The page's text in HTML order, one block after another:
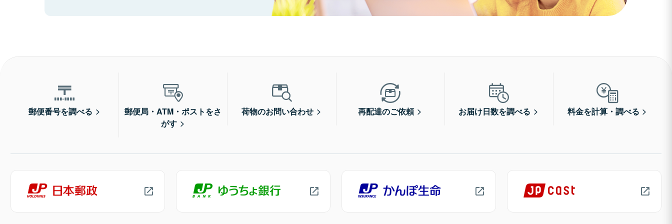
郵便番号を調べる
郵便局・ATM・ポストをさ
がす
荷物のお問い合わせ 再配達のご依頼 お届け日数を調べる 料金を計算・調べる